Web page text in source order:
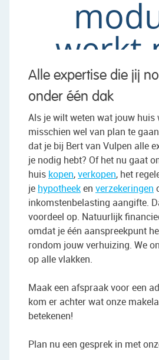
Alle expertise die jij
onder één dak
Als je wilt weten wat jouw huis
misschien wel van plan te
dat je bij Bert van Vulpen alle
je nodig hebt? Of het nu gaat
huis kopen,verkopen, het
je hypotheeken verzekeringen
inkomstenbelasting aangifte.
voordeel op. Natuurlijk
omdat je één aanspreekpunt
rondom jouw verhuizing. We
op alle vlakken.
Maak een afspraak voor een
kom er achter wat onze
betekenen!
Plan nu een gesprek in met